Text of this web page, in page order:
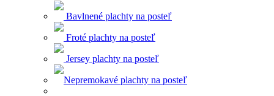
Bavlnené plachty na posteľ
Froté plachty na posteľ
Jersey plachty na posteľ
Nepremokavé plachty na posteľ